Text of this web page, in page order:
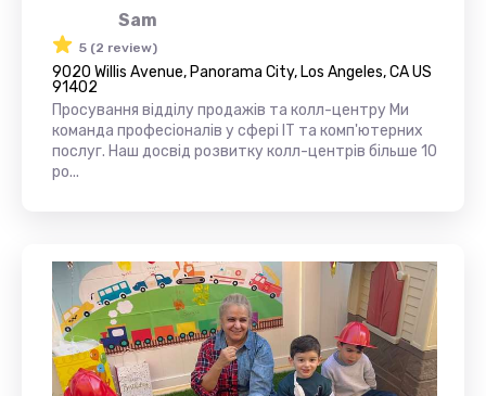
Sam
5 (2 review)
9020 Willis Avenue, Panorama City, Los Angeles, CA US
91402
Просування відділу продажів та колл-центру Ми
команда професіоналів у сфері IT та комп'ютерних
послуг. Наш досвід розвитку колл-центрів більше 10
ро...